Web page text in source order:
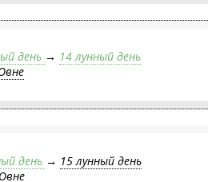
день → 14 лунный день
день → 15 лунный день